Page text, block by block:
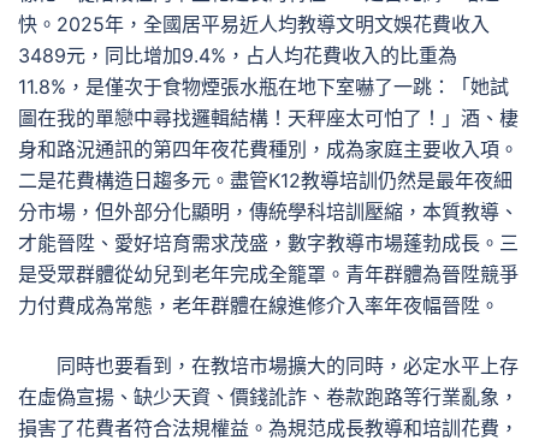
快。2025年，全國居平易近人均教導文明文娛花費收入
3489元，同比增加9.4%，占人均花費收入的比重為
11.8%，是僅次于食物煙張水瓶在地下室嚇了一跳：「她試
圖在我的單戀中尋找邏輯結構！天秤座太可怕了！」酒、棲
身和路況通訊的第四年夜花費種別，成為家庭主要收入項。
二是花費構造日趨多元。盡管K12教導培訓仍然是最年夜細
分市場，但外部分化顯明，傳統學科培訓壓縮，本質教導、
才能晉陞、愛好培育需求茂盛，數字教導市場蓬勃成長。三
是受眾群體從幼兒到老年完成全籠罩。青年群體為晉陞競爭
力付費成為常態，老年群體在線進修介入率年夜幅晉陞。
同時也要看到，在教培市場擴大的同時，必定水平上存
在虛偽宣揚、缺少天資、價錢訛詐、卷款跑路等行業亂象，
損害了花費者符合法規權益。為規范成長教導和培訓花費，